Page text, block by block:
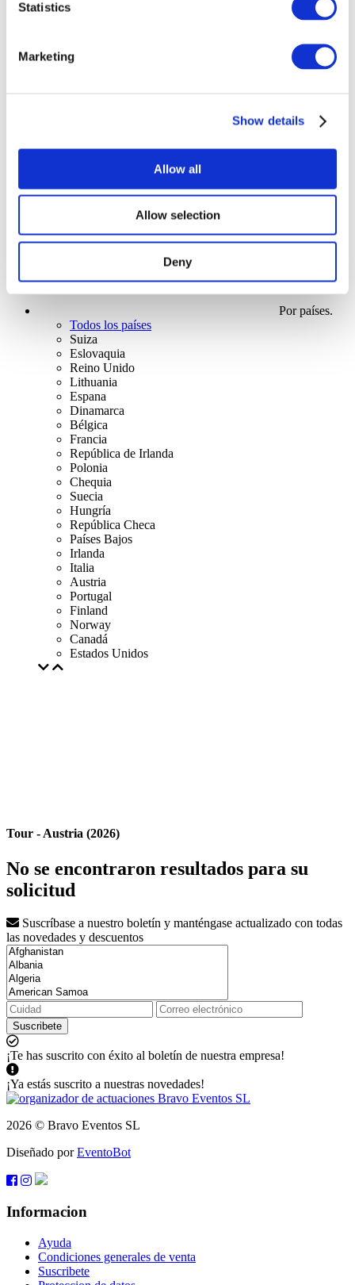
Statistics
Marketing
Show details
Allow all
Allow selection
Deny
Todos los
Por países.
Todos los países
Suiza
Eslovaquia
Reino Unido
Lithuania
Espana
Dinamarca
Bélgica
Francia
República de Irlanda
Polonia
Chequia
Suecia
Hungría
República Checa
Países Bajos
Irlanda
Italia
Austria
Portugal
Finland
Norway
Canadá
Estados Unidos
Tour - Austria (2026)
No se encontraron resultados para su
solicitud
Suscríbase a nuestro boletín y manténgase actualizado con todas
las novedades y descuentos
Suscribete
¡Te has suscrito con éxito al boletín de nuestra empresa!
¡Ya estás suscrito a nuestras novedades!
2026 © Bravo Eventos SL
Diseñado porEventoBot
Informacion
Ayuda
Condiciones generales de venta
Suscribete